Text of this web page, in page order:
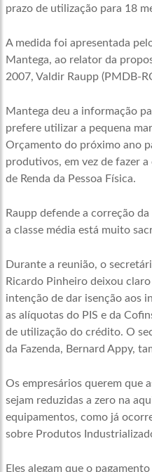
prazo de utilização para 18
A medida foi apresentada
Mantega, ao relator da
2007, Valdir Raupp (PMDB-
Mantega deu a informação
prefere utilizar a pequena
Orçamento do próximo ano
produtivos, em vez de fazer
de Renda da Pessoa Física.
Raupp defende a correção
a classe média está muito
Durante a reunião, o
Ricardo Pinheiro deixou
intenção de dar isenção aos
as alíquotas do PIS e da
de utilização do crédito. O
da Fazenda, Bernard Appy,
Os empresários querem que
sejam reduzidas a zero na
equipamentos, como já
sobre Produtos
Eles alegam que o